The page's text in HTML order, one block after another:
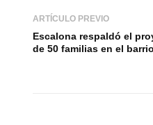
ARTÍCULO PREVIO
Escalona respaldó el
de 50 familias en el